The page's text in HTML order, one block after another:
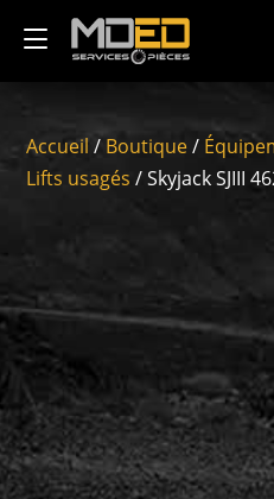
Accueil/ Boutique/
Lifts usagés / Skyjack SJIII